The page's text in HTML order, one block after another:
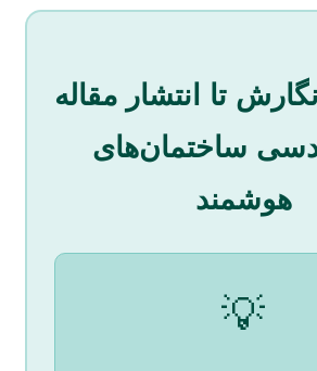
تا انتشار مقاله
ساختمان‌های
هوشمند
💡